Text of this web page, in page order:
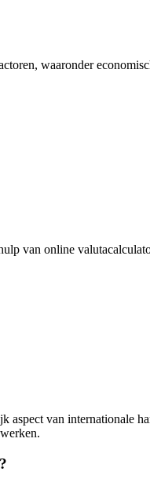
waaronder
van online
van internationale